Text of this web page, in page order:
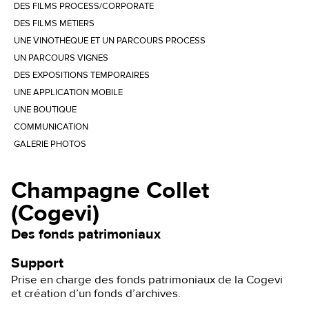
DES FILMS PROCESS/CORPORATE
DES FILMS MÉTIERS
UNE VINOTHÈQUE ET UN PARCOURS PROCESS
UN PARCOURS VIGNES
DES EXPOSITIONS TEMPORAIRES
UNE APPLICATION MOBILE
UNE BOUTIQUE
COMMUNICATION
GALERIE PHOTOS
Champagne Collet
(Cogevi)
Des fonds patrimoniaux
Support
Prise en charge des fonds patrimoniaux de la Cogevi
et création d’un fonds d’archives.